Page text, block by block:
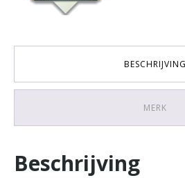
BESCHRIJVING
MERK
Beschrijving